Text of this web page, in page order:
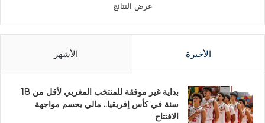
عرض النتائج
الأخيرة الأشهر
بداية غير موفقة للمنتخب المغربي لأقل من 18
سنة في كأس إفريقيا.. مالي يحسم مواجهة
الافتتاح